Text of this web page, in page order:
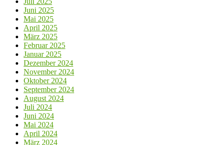
Juni 2025
Mai 2025
April 2025
März 2025
Februar 2025
Januar 2025
Dezember 2024
November 2024
Oktober 2024
September 2024
August 2024
Juli 2024
Juni 2024
Mai 2024
April 2024
März 2024